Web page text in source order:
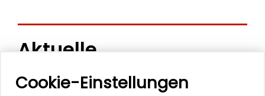
Aktuelle
Veranstaltungen
Cookie-Einstellungen